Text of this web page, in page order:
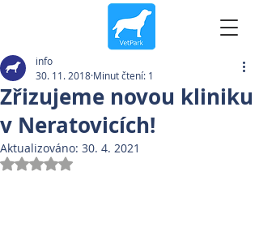
Zřizujeme novou kliniku
v Neratovicích!
info
30. 11. 2018 Minut čtení: 1
Aktualizováno: 30. 4. 2021
Hodnoceno NaN z 5 hvězdiček.